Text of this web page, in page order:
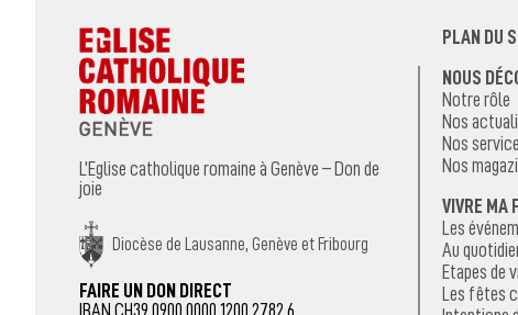
L’Eglise catholique romaine à Genève – Don de
joie
Diocèse de Lausanne, Genève et Fribourg
FAIRE UN DON DIRECT
IBAN CH39 0900 0000 1200 2782 6
PLAN DU
NOUS
Notre rôle
Nos
Nos
Nos
VIVRE MA
Les
Au
Etapes de
Les fêtes